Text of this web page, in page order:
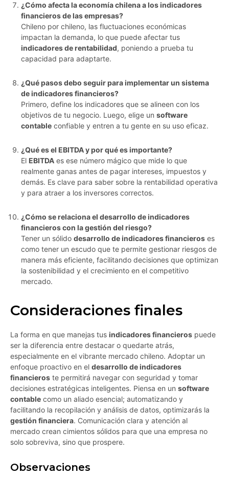
¿Cómo afecta la economía chilena a los indicadores
financieros de las empresas?
Chileno por chileno, las fluctuaciones económicas
impactan la demanda, lo que puede afectar tus
indicadores de rentabilidad, poniendo a prueba tu
capacidad para adaptarte.
¿Qué pasos debo seguir para implementar un sistema
de indicadores financieros?
Primero, define los indicadores que se alineen con los
objetivos de tu negocio. Luego, elige un software
contable confiable y entren a tu gente en su uso eficaz.
¿Qué es el EBITDA y por qué es importante?
El EBITDA es ese número mágico que mide lo que
realmente ganas antes de pagar intereses, impuestos y
demás. Es clave para saber sobre la rentabilidad operativa
y para atraer a los inversores correctos.
¿Cómo se relaciona el desarrollo de indicadores
financieros con la gestión del riesgo?
Tener un sólido desarrollo de indicadores financieros es
como tener un escudo que te permite gestionar riesgos de
manera más eficiente, facilitando decisiones que optimizan
la sostenibilidad y el crecimiento en el competitivo
mercado.
Consideraciones finales
La forma en que manejas tus indicadores financieros puede
ser la diferencia entre destacar o quedarte atrás,
especialmente en el vibrante mercado chileno. Adoptar un
enfoque proactivo en el desarrollo de indicadores
financieros te permitirá navegar con seguridad y tomar
decisiones estratégicas inteligentes. Piensa en un software
contable como un aliado esencial; automatizando y
facilitando la recopilación y análisis de datos, optimizarás la
gestión financiera. Comunicación clara y atención al
mercado crean cimientos sólidos para que una empresa no
solo sobreviva, sino que prospere.
Observaciones